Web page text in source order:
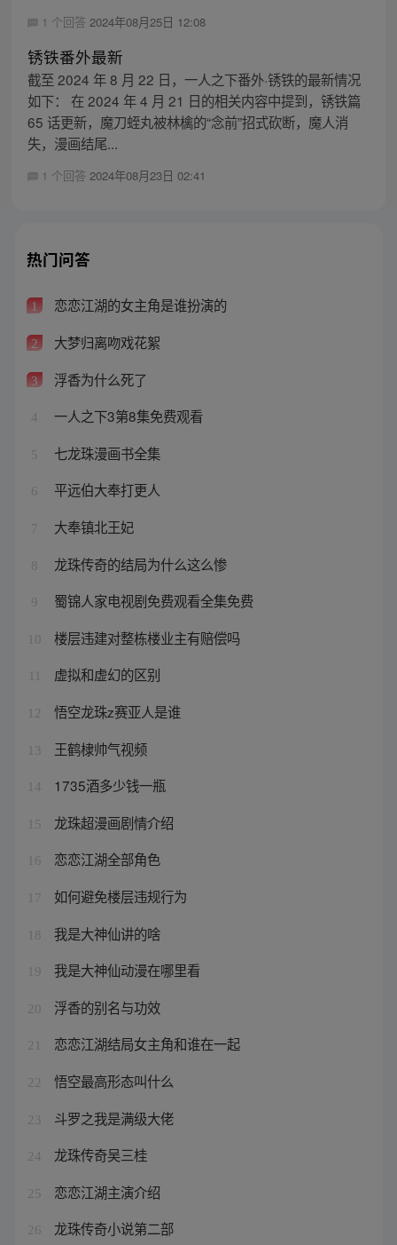
1 个回答 2024年08月25日 12:08
锈铁番外最新
截至 2024 年 8 月 22 日，一人之下番外·锈铁的最新情况
如下： 在 2024 年 4 月 21 日的相关内容中提到，锈铁篇
65 话更新，魔刀蛭丸被林檎的“念前”招式砍断，魔人消
失，漫画结尾...
1 个回答 2024年08月23日 02:41
热门问答
1 恋恋江湖的女主角是谁扮演的
2 大梦归离吻戏花絮
3 浮香为什么死了
4 一人之下3第8集免费观看
5 七龙珠漫画书全集
6 平远伯大奉打更人
7 大奉镇北王妃
8 龙珠传奇的结局为什么这么惨
9 蜀锦人家电视剧免费观看全集免费
10 楼层违建对整栋楼业主有赔偿吗
虚拟和虚幻的区别
12 悟空龙珠z赛亚人是谁
13 王鹤棣帅气视频
14 1735酒多少钱一瓶
15 龙珠超漫画剧情介绍
16 恋恋江湖全部角色
17 如何避免楼层违规行为
18 我是大神仙讲的啥
19 我是大神仙动漫在哪里看
20 浮香的别名与功效
21 恋恋江湖结局女主角和谁在一起
22 悟空最高形态叫什么
23 斗罗之我是满级大佬
24 龙珠传奇吴三桂
25 恋恋江湖主演介绍
26 龙珠传奇小说第二部